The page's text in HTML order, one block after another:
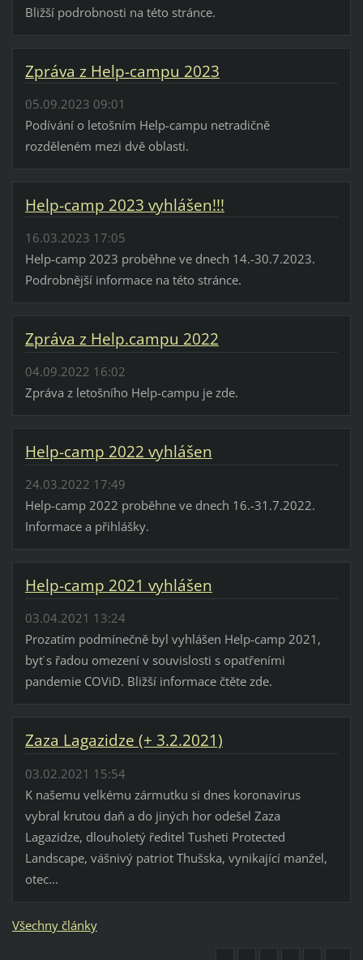
Bližší podrobnosti na této stránce.
Zpráva z Help-campu 2023
05.09.2023 09:01
Podívání o letošním Help-campu netradičně
rozděleném mezi dvě oblasti.
Help-camp 2023 vyhlášen!!!
16.03.2023 17:05
Help-camp 2023 proběhne ve dnech 14.-30.7.2023.
Podrobnější informace na této stránce.
Zpráva z Help.campu 2022
04.09.2022 16:02
Zpráva z letošního Help-campu je zde.
Help-camp 2022 vyhlášen
24.03.2022 17:49
Help-camp 2022 proběhne ve dnech 16.-31.7.2022.
Informace a přihlášky.
Help-camp 2021 vyhlášen
03.04.2021 13:24
Prozatím podmínečně byl vyhlášen Help-camp 2021,
byť s řadou omezení v souvislosti s opatřeními
pandemie COViD. Bližší informace čtěte zde.
Zaza Lagazidze (+ 3.2.2021)
03.02.2021 15:54
K našemu velkému zármutku si dnes koronavirus
vybral krutou daň a do jiných hor odešel Zaza
Lagazidze, dlouholetý ředitel Tusheti Protected
Landscape, vášnivý patriot Thušska, vynikající manžel,
otec...
Všechny články